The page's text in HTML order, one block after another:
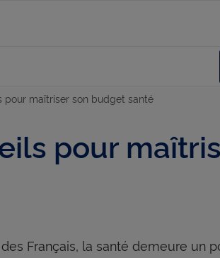
pour maîtriser son budget santé
pour
Français, la santé demeure un